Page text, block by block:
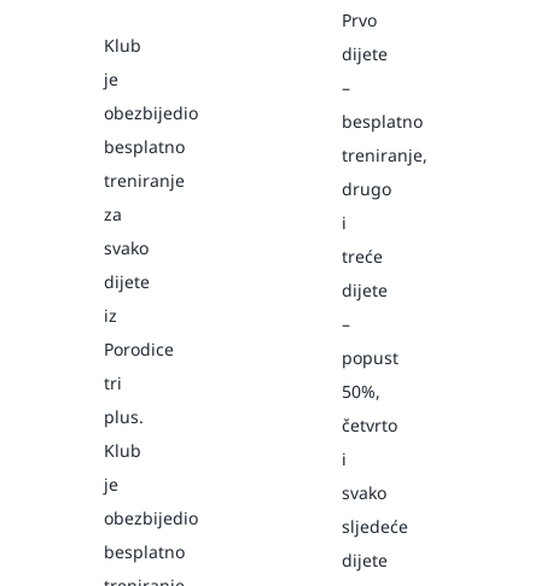
Klub
je
obezbijedio
besplatno
treniranje
za
svako
dijete
iz
Porodice
tri
plus.
Klub
je
obezbijedio
besplatno
Prvo
dijete
–
besplatno
treniranje,
drugo
i
treće
dijete
–
popust
50%,
četvrto
i
svako
sljedeće
dijete